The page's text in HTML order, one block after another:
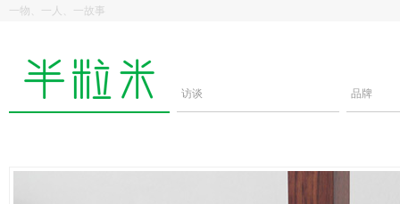
一物、一人、一故事
访谈 品牌